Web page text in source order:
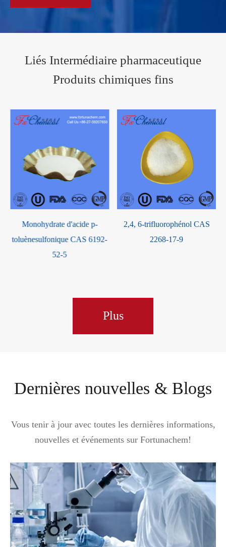
Liés Intermédiaire pharmaceutique
Produits chimiques fins
2,4, 6-trifluorophénol CAS
2268-17-9
CAS 161265-03-8
Plus
Dernières nouvelles & Blogs
Vous tenir à jour avec toutes les dernières informations,
nouvelles et événements sur Fortunachem!